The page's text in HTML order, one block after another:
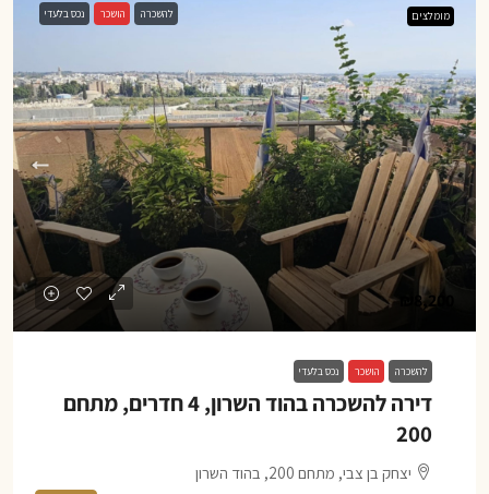
מומלצים להשכרה הושכר נכס בלעדי
₪8,200
להשכרה הושכר נכס בלעדי
דירה להשכרה בהוד השרון, 4 חדרים, מתחם
200
יצחק בן צבי, מתחם 200, בהוד השרון